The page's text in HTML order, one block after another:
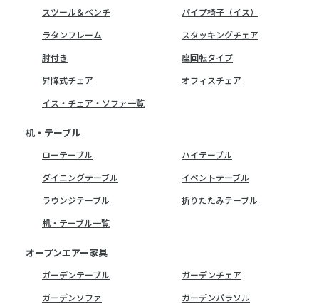
スツール＆ベンチ
パイプ椅子（イス）
ラタンフレーム
スタッキングチェア
肘付き
座回転タイプ
昇降式チェア
オフィスチェア
イス・チェア・ソファ一覧
机・テーブル
ローテーブル
ハイテーブル
ダイニングテーブル
イベントテーブル
ラウンジテーブル
折りたたみテーブル
机・テーブル一覧
オープンエアー家具
ガーデンテーブル
ガーデンチェア
ガーデンソファ
ガーデンパラソル